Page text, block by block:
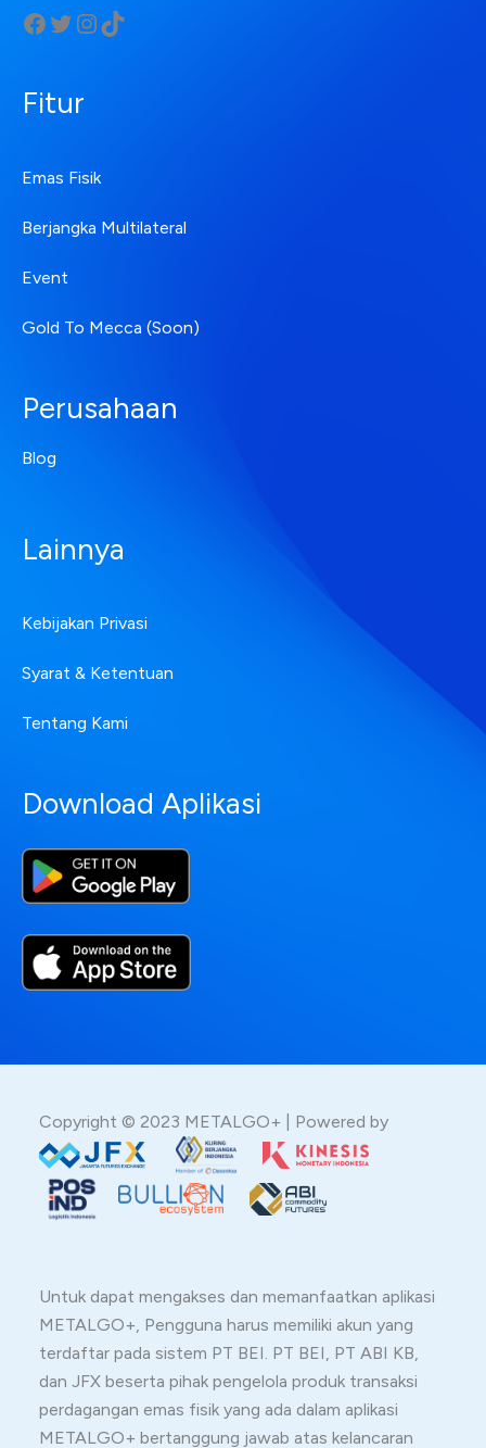
Fitur
Emas Fisik
Berjangka Multilateral
Event
Gold To Mecca (Soon)
Perusahaan
Blog
Lainnya
Kebijakan Privasi
Syarat & Ketentuan
Tentang Kami
Download Aplikasi
Copyright © 2023 METALGO+ | Powered by
Untuk dapat mengakses dan memanfaatkan aplikasi
METALGO+, Pengguna harus memiliki akun yang
terdaftar pada sistem PT BEI. PT BEI, PT ABI KB,
dan JFX beserta pihak pengelola produk transaksi
perdagangan emas fisik yang ada dalam aplikasi
METALGO+ bertanggung jawab atas kelancaran